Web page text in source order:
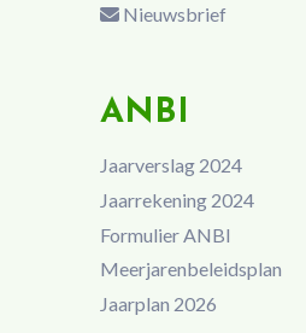
Nieuwsbrief
ANBI
Jaarverslag 2024
Jaarrekening 2024
Formulier ANBI
Meerjarenbeleidsplan
Jaarplan 2026